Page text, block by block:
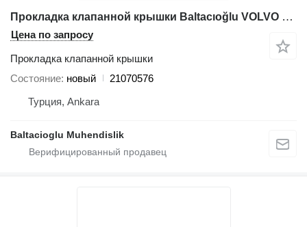
Прокладка клапанной крышки Baltacıoğlu VOLVO 21070576 для грейдера
Цена по запросу
Прокладка клапанной крышки
Состояние новый
21070576
Турция, Ankara
Baltacioglu Muhendislik